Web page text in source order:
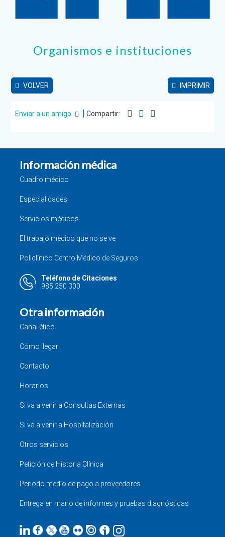
Organismos e instituciones
VOLVER IMPRIMIR
Enviar a un amigo Compartir:
Información médica
Cuadro médico
Especialidades
Servicios médicos
El trabajo médico que no se ve
Policlínico Centro Médico de Seguros
Teléfono de Citaciones
985 250 300
Otra información
Canal ético
Cómo llegar
Contacto
Horarios
Si va a venir a Consultas Externas
Si va a venir a Hospitalización
Otros servicios
Petición de Historia Clínica
Periodo medio de pago a proveedores
Entrega en mano de informes y pruebas diagnósticas